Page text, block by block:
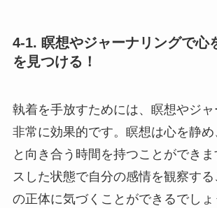
4-1. 瞑想やジャーナリングで心
を見つける！
執着を手放すためには、瞑想やジ
非常に効果的です。瞑想は心を静
と向き合う時間を持つことができ
スした状態で自分の感情を観察す
の正体に気づくことができるでしょ